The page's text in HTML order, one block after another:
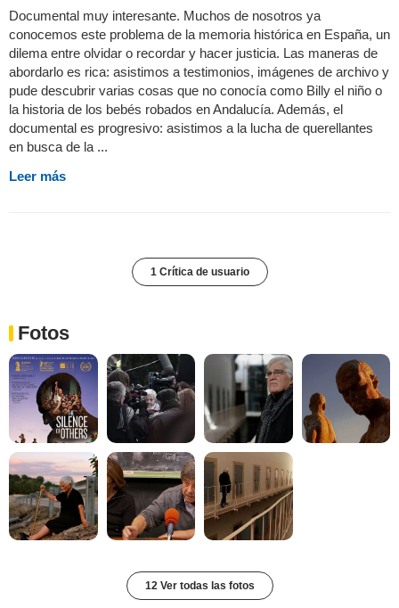
Documental muy interesante. Muchos de nosotros ya
conocemos este problema de la memoria histórica en España, un
dilema entre olvidar o recordar y hacer justicia. Las maneras de
abordarlo es rica: asistimos a testimonios, imágenes de archivo y
pude descubrir varias cosas que no conocía como Billy el niño o
la historia de los bebés robados en Andalucía. Además, el
documental es progresivo: asistimos a la lucha de querellantes
en busca de la ...
Leer más
1 Crítica de usuario
Fotos
12 Ver todas las fotos